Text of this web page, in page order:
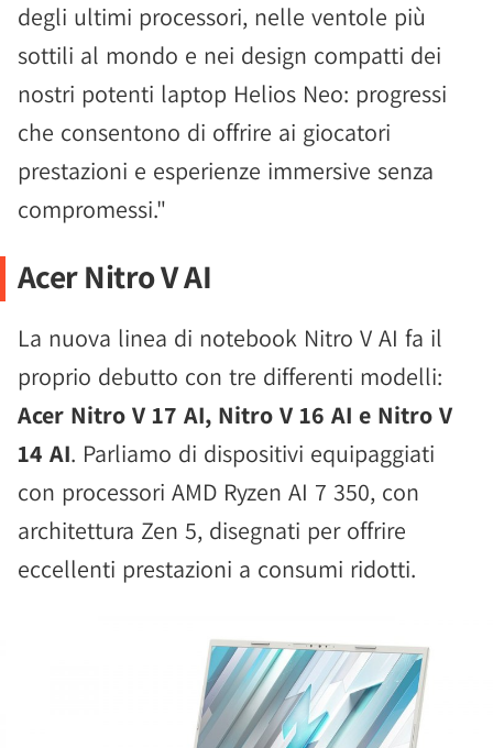
degli ultimi processori, nelle ventole più
sottili al mondo e nei design compatti dei
nostri potenti laptop Helios Neo: progressi
che consentono di offrire ai giocatori
prestazioni e esperienze immersive senza
compromessi."
Acer Nitro V AI
La nuova linea di notebook Nitro V AI fa il
proprio debutto con tre differenti modelli:
Acer Nitro V 17 AI, Nitro V 16 AI e Nitro V
14 AI. Parliamo di dispositivi equipaggiati
con processori AMD Ryzen AI 7 350, con
architettura Zen 5, disegnati per offrire
eccellenti prestazioni a consumi ridotti.